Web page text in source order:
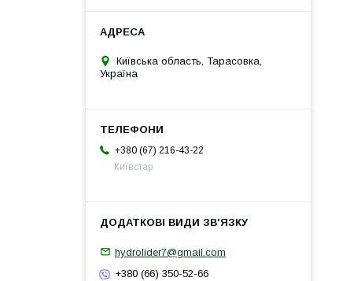
Київська область, Тарасовка,
Україна
+380 (67) 216-43-22
Київстар
hydrolider7@gmail.com
+380 (66) 350-52-66